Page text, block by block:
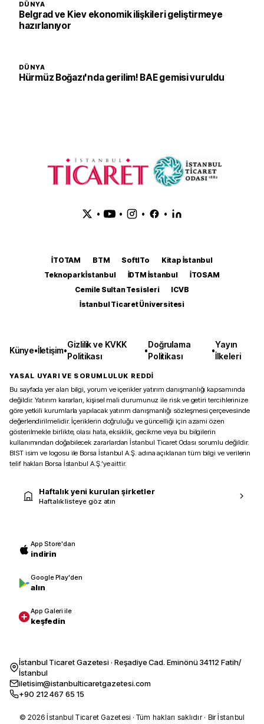
DÜNYA
Belgrad ve Kiev ekonomik ilişkileri geliştirmeye
hazırlanıyor
DÜNYA
Hürmüz Boğazı'nda gerilim! BAE gemisi vuruldu
• • • •
İTOTAM BTM SoftITo
Kitap İstanbul
Teknopark İstanbul
İDTM İstanbul
İTOSAM
Cemile Sultan Tesisleri
ICVB
İstanbul Ticaret Üniversitesi
Künye•İletişim•
Gizlilik ve KVKK
Politikası
•
Doğrulama
Politikası
•
Yayın
İlkeleri
YASAL UYARI VE SORUMLULUK REDDİ
Bu sayfada yer alan bilgi, yorum ve içerikler yatırım danışmanlığı kapsamında
değildir. Yatırım kararları, kişisel mali durumunuz ile risk ve getiri tercihlerinize
göre yetkili kurumlarla yapılacak yatırım danışmanlığı sözleşmesi çerçevesinde
değerlendirilmelidir. İçeriklerin doğruluğu ve güncelliği için azami özen
gösterilmekle birlikte, olası hata, eksiklik, gecikme veya bu bilgilerin
kullanımından doğabilecek zararlardan İstanbul Ticaret Odası sorumlu değildir.
BIST isim ve logosu ile Borsa İstanbul A.Ş. adına açıklanan tüm bilgi ve verilerin
telif hakları Borsa İstanbul A.Ş.’ye aittir.
Haftalık yeni kurulan şirketler
Haftalık listeye göz atın
App Store'dan
indirin
Google Play'den
alın
App Galeri ile
keşfedin
İstanbul Ticaret Gazetesi · Reşadiye Cad. Eminönü 34112 Fatih/
İstanbul
iletisim@istanbulticaretgazetesi.com
+90 212 467 65 15
© 2026 İstanbul Ticaret Gazetesi · Tüm hakları saklıdır · Bir İstanbul